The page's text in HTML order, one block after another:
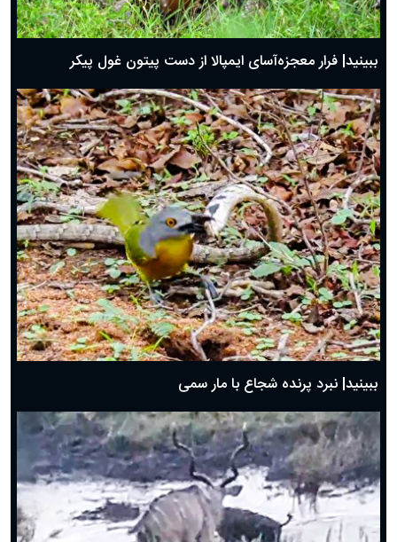
ببینید| فرار معجزه‌آسای ایمپالا از دست پیتون غول پیکر
ببینید| نبرد پرنده شجاع با مار سمی